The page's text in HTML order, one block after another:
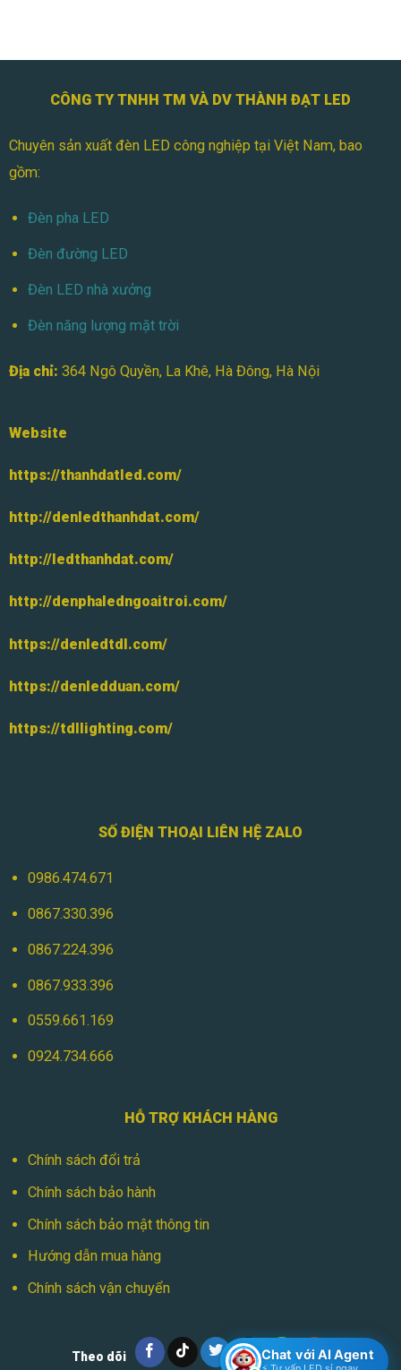
Bao
CÔNG TY TNHH TM VÀ DV THÀNH ĐẠT LED
Chuyên sản xuất đèn LED công nghiệp tại Việt Nam, bao
gồm:
Đèn pha LED
Đèn đường LED
Đèn LED nhà xưởng
Đèn năng lượng mặt trời
Địa chỉ: 364 Ngô Quyền, La Khê, Hà Đông, Hà Nội
Website
https://thanhdatled.com/
http://denledthanhdat.com/
http://ledthanhdat.com/
http://denphaledngoaitroi.com/
https://denledtdl.com/
https://denledduan.com/
https://tdllighting.com/
SỐ ĐIỆN THOẠI LIÊN HỆ ZALO
0986.474.671
0867.330.396
0867.224.396
0867.933.396
0559.661.169
0924.734.666
HỖ TRỢ KHÁCH HÀNG
Chính sách đổi trả
Chính sách bảo hành
Chính sách bảo mật thông tin
Hướng dẫn mua hàng
Chính sách vận chuyển
Theo dõi Chat với AI Agent